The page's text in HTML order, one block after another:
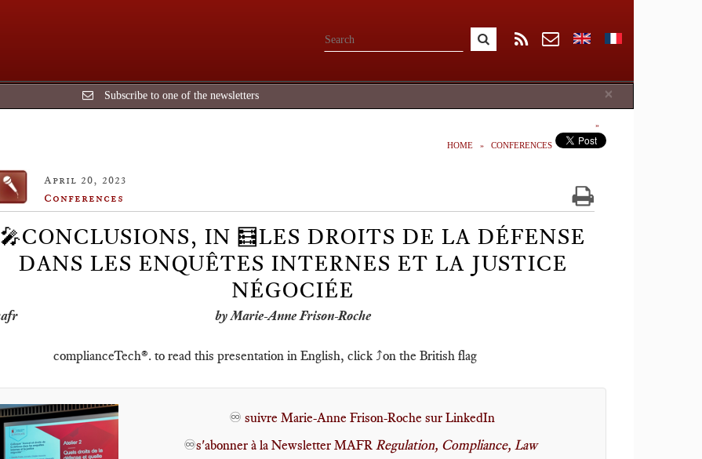
×
Subscribe to one of the newsletters
HOME CONFERENCES
April 20, 2023
Conferences
🎤CONCLUSIONS, IN 🧮LES DROITS DE LA DÉFENSE
DANS LES ENQUÊTES INTERNES ET LA JUSTICE
NÉGOCIÉE
by Marie-Anne Frison-Roche
complianceTech®️. to read this presentation in English, click ⤴️on the British flag
♾️ suivre Marie-Anne Frison-Roche sur LinkedIn
♾️s'abonner à la Newsletter MAFR Regulation, Compliance, Law